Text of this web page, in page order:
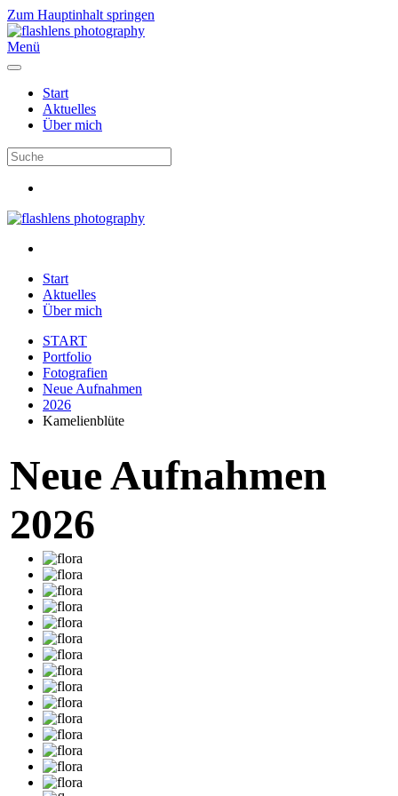
Zum Hauptinhalt springen
Menü
Start
Aktuelles
Über mich
Start
Aktuelles
Über mich
START
Portfolio
Fotografien
Neue Aufnahmen
2026
Kamelienblüte
Neue Aufnahmen
2026